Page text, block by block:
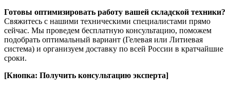
Готовы оптимизировать работу вашей складской техники?
Свяжитесь с нашими техническими специалистами прямо
сейчас. Мы проведем бесплатную консультацию, поможем
подобрать оптимальный вариант (Гелевая или Литиевая
система) и организуем доставку по всей России в кратчайшие
сроки.
[Кнопка: Получить консультацию эксперта]